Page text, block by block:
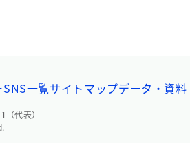
SNS一覧サイトマップデータ・資
代表）